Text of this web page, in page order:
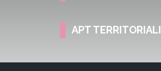
APT TERRITORIALI